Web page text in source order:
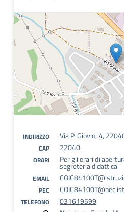
INDIRIZZO Via P. Giovio, 4,
CAP 22040
ORARI Per gli orari di
segreteria didattica
EMAIL
PEC
TELEFONO
031619599